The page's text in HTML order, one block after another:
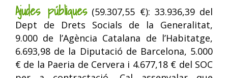
Ajudes públiques(59.307,55 €): 33.936,39 del
Dept de Drets Socials de la Generalitat,
9.000 de l’Agència Catalana de l’Habitatge,
6.693,98 de la Diputació de Barcelona, 5.000
€ de la Paeria de Cervera i 4.677,18 € del SOC